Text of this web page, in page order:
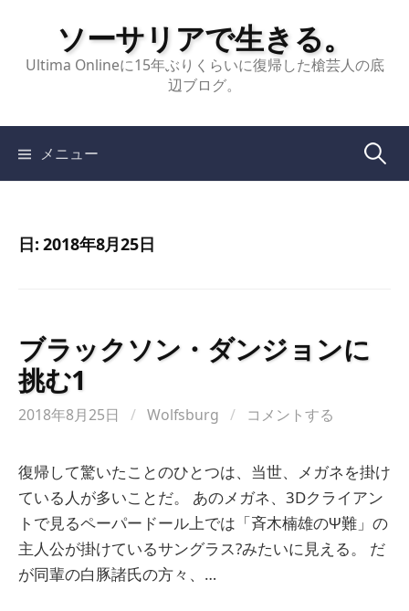
ソーサリアで生きる。
Ultima Onlineに15年ぶりくらいに復帰した槍芸人の底
辺ブログ。
メニュー 検
日:2018年8月25日
ブラックソン・ダンジョンに
挑む1
2018年8月25日 / Wolfsburg / コメントする
復帰して驚いたことのひとつは、当世、メガネを掛け
ている人が多いことだ。 あのメガネ、3Dクライアン
トで見るペーパードール上では「斉木楠雄のΨ難」の
主人公が掛けているサングラス?みたいに見える。 だ
が同輩の白豚諸氏の方々、…